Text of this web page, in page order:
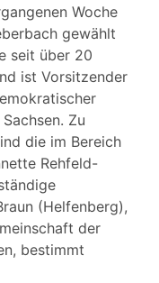
Woche
gewählt
seit über 20
ist Vorsitzender
Zu
die im Bereich
Rehfeld-
(Helfenberg),
der
bestimmt